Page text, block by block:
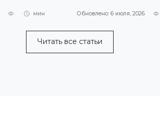
мин Обновлено: 6 июля, 2026
Читать все статьи